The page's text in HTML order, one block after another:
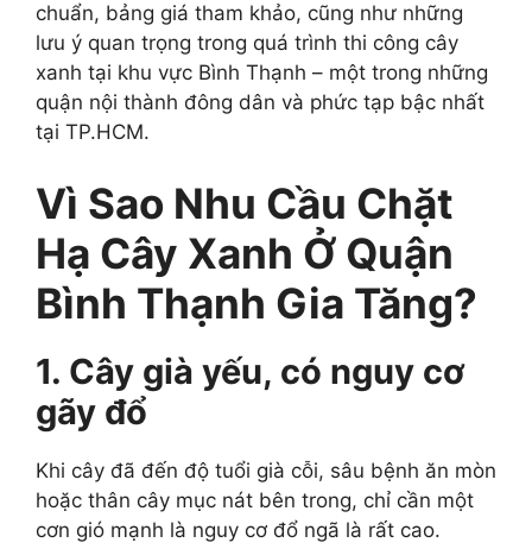
chuẩn, bảng giá tham khảo, cũng như những
lưu ý quan trọng trong quá trình thi công cây
xanh tại khu vực Bình Thạnh – một trong những
quận nội thành đông dân và phức tạp bậc nhất
tại TP.HCM.
Vì Sao Nhu Cầu Chặt
Hạ Cây Xanh Ở Quận
Bình Thạnh Gia Tăng?
1. Cây già yếu, có nguy cơ
gãy đổ
Khi cây đã đến độ tuổi già cỗi, sâu bệnh ăn mòn
hoặc thân cây mục nát bên trong, chỉ cần một
cơn gió mạnh là nguy cơ đổ ngã là rất cao.